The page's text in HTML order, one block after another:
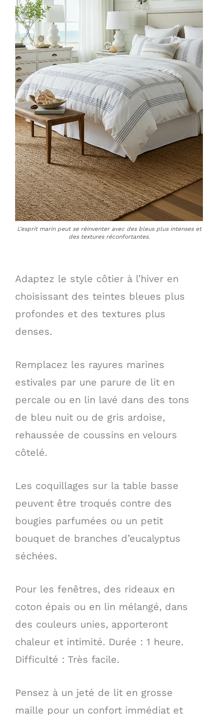
L’esprit marin peut se réinventer avec des bleus plus intenses et
des textures réconfortantes.
Adaptez le style côtier à l’hiver en
choisissant des teintes bleues plus
profondes et des textures plus
denses.
Remplacez les rayures marines
estivales par une parure de lit en
percale ou en lin lavé dans des tons
de bleu nuit ou de gris ardoise,
rehaussée de coussins en velours
côtelé.
Les coquillages sur la table basse
peuvent être troqués contre des
bougies parfumées ou un petit
bouquet de branches d’eucalyptus
séchées.
Pour les fenêtres, des rideaux en
coton épais ou en lin mélangé, dans
des couleurs unies, apporteront
chaleur et intimité. Durée : 1 heure.
Difficulté : Très facile.
Pensez à un jeté de lit en grosse
maille pour un confort immédiat et